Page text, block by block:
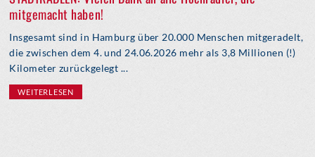
mitgemacht haben!
Insgesamt sind in Hamburg über 20.000 Menschen mitgeradelt,
die zwischen dem 4. und 24.06.2026 mehr als 3,8 Millionen (!)
Kilometer zurückgelegt ...
WEITERLESEN